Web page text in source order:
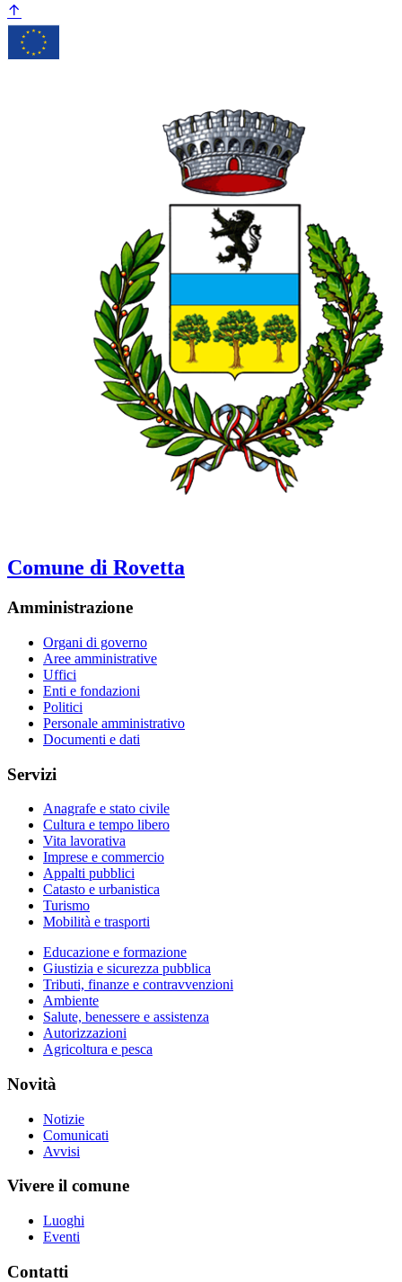
Comune di Rovetta
Amministrazione
Organi di governo
Aree amministrative
Uffici
Enti e fondazioni
Politici
Personale amministrativo
Documenti e dati
Servizi
Anagrafe e stato civile
Cultura e tempo libero
Vita lavorativa
Imprese e commercio
Appalti pubblici
Catasto e urbanistica
Turismo
Mobilità e trasporti
Educazione e formazione
Giustizia e sicurezza pubblica
Tributi, finanze e contravvenzioni
Ambiente
Salute, benessere e assistenza
Autorizzazioni
Agricoltura e pesca
Novità
Notizie
Comunicati
Avvisi
Vivere il comune
Luoghi
Eventi
Contatti